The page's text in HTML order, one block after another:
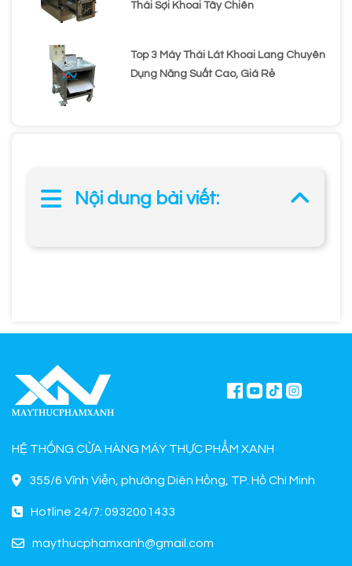
Nội dung bài viết:
Thái Sợi Khoai Tây Chiên
Top 3 Máy Thái Lát Khoai Lang Chuyên
Dụng Năng Suất Cao, Giá Rẻ
HỆ THỐNG CỬA HÀNG MÁY THỰC PHẨM XANH
355/6 Vĩnh Viễn, phường Diên Hồng, TP. Hồ Chí Minh
Hotline 24/7: 0932001433
maythucphamxanh@gmail.com